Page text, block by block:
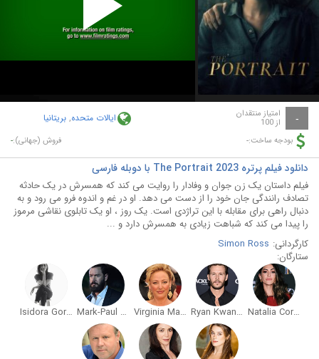
Play
Video
- امتیاز منتقدان
از 100 ایالات متحده, بریتانیا
بودجه ساخت:- فروش (جهانی):-
دانلود فیلم پرتره The Portrait 2023 با دوبله فارسی
فیلم داستان یک زن جوان و وفادار را روایت می کند که همسرش در یک حادثه
تصادف رانندگی جان خود را از دست می دهد. او در غم و اندوه فرو می رود و به
دنبال راهی برای مقابله با این تراژدی است. یک روز ، او یک تابلوی نقاشی مرموز
را پیدا می کند که شباهت زیادی به همسرش دارد و ...
کارگردانی: Simon Ross
ستارگان:
Natalia Cordova-Buckley
Ryan Kwanten
Virginia Madsen
Mark-Paul Gosselaar
Isidora Goreshter